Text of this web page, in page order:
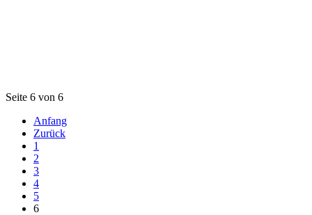
Seite 6 von 6
Anfang
Zurück
1
2
3
4
5
6